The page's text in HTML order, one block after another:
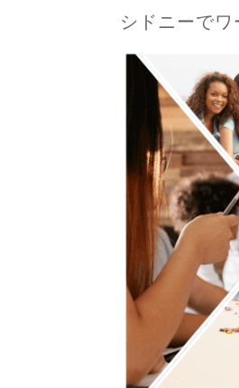
シドニーでワ